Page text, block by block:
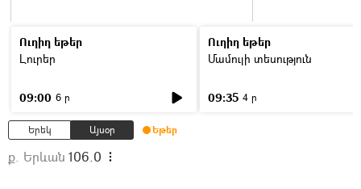
Ուղիղ եթեր
Լուրեր
09:00 6 ր
Ուղիղ եթեր
Մամուլի տեսություն
09:35 4 ր
Երեկ Այսօր Եթեր
ք. Երևան 106.0